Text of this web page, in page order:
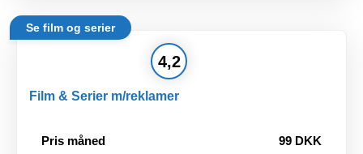
Se film og serier
Film & Serier m/reklamer
4,2
Pris måned 99 DKK